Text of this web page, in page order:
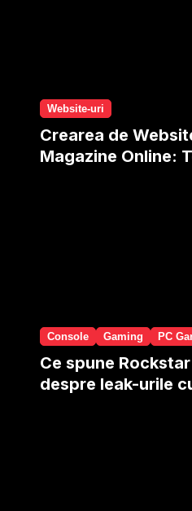
Website-uri
Crearea de
Magazine Online:
Console Gaming PC
Ce spune
despre leak-urile